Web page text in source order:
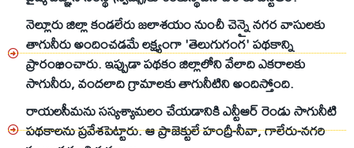
నెల్లూరు జిల్లా కండలేరు జలాశయం నుంచీ చెన్నై నగర వాసులకు
తాగునీరు అందించడమే లక్ష్యంగా 'తెలుగుగంగ' పథకాన్ని
ప్రారంభించారు. ఇప్పుడా పథకం జిల్లాలోని వేలాది ఎకరాలకు
సాగునీరు, వందలాది గ్రామాలకు తాగునీటిని అందిస్తోంది.
రాయలసీమను సస్యశ్యామలం చేయడానికి ఎన్టీఆర్ రెండు సాగునీటి
పథకాలను ప్రవేశపెట్టారు. ఆ ప్రాజెక్టులే హంద్రీ-నీవా, గాలేరు-నగరి